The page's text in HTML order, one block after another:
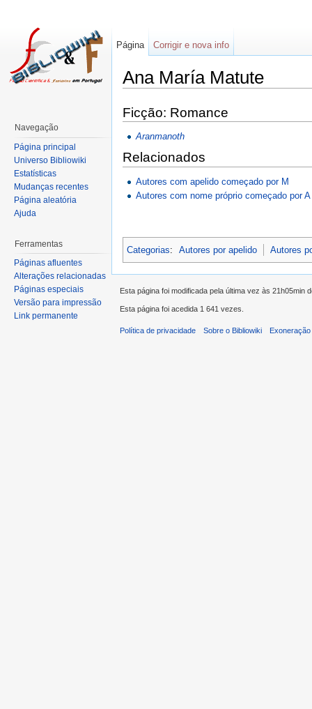
Ana María Matute
Ficção: Romance
Aranmanoth
Relacionados
Autores com apelido começado por M
Autores com nome próprio começado por A
Categorias: Autores por apelido Autores
Página Corrigir e nova info
Navegação
Página principal
Universo Bibliowiki
Estatísticas
Mudanças recentes
Página aleatória
Ajuda
Ferramentas
Páginas afluentes
Alterações relacionadas
Páginas especiais
Versão para impressão
Link permanente
Esta página foi modificada pela última vez às 21h05min
Esta página foi acedida 1 641 vezes.
Política de privacidade Sobre o Bibliowiki